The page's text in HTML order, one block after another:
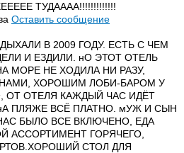
ТУДАААА!!!!!!!!!!!!!
Оставить сообщение
В 2009 ГОДУ. ЕСТЬ С ЧЕМ
И ЕЗДИЛИ. нО ЭТОТ ОТЕЛЬ
МОРЕ НЕ ХОДИЛА НИ РАЗУ,
ХОРОШИМ ЛОБИ-БАРОМ У
ОТ ОТЕЛЯ КАЖДЫЙ ЧАС ИДЁТ
ПЛЯЖЕ ВСЁ ПЛАТНО. мУЖ И СЫН
БЫЛО ВСЕ ВКЛЮЧЕНО, ЕДА
ГОРЯЧЕГО,
СТОЛ ДЛЯ